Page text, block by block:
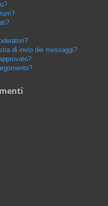
di invio dei messaggi?